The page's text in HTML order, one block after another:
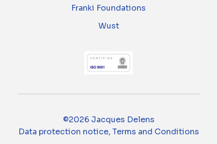
Franki Foundations
Wust
©2026 Jacques Delens
Data protection notice, Terms and Conditions